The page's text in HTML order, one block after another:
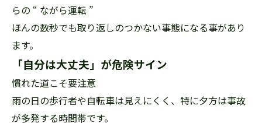
らの “ ながら運転 ”
ほんの数秒でも取り返しのつかない事態になる事があり
ます。
「自分は大丈夫」が危険サイン
慣れた道こそ要注意
雨の日の歩行者や自転車は見えにくく、特に夕方は事故
が多発する時間帯です。